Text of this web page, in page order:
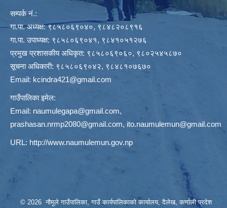
सम्पर्क नं.:
गा.पा. अध्यक्ष: ९८५८०६९०४०, ९८४८२०८९१६
गा.पा. उपाध्यक्ष: ९८५८०६९०४१, ९८४१०५१२७६
प्रमुख प्रशासकीय अधिकृत: ९८५८०६९०६०, ९८०२५४५८७०
सूचना अधिकारी: ९८५८०६९०४२, ९८४८१०७६७०
Email: kcindra421@gmail.com
गाउँपालिका इमेल:
Email: naumulegapa@gmail.com,
prashasan.nrmp2080@gmail.com, ito.naumulemun@gmail.com
URL: http://www.naumulemun.gov.np
© 2026 नौमूले गाउँपालिका, गाउँ कार्यपालिकाको कार्यालय, दैलेख, कर्णाली प्रदेश